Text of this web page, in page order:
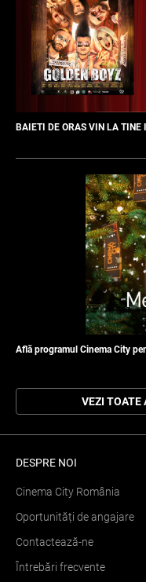
BAIETI DE ORAS VIN LA
Află programul Cinema City
VEZI TOATE
DESPRE NOI
Cinema City România
Oportunități de angajare
Contactează-ne
Întrebări frecvente